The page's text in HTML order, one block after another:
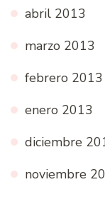
abril 2013
marzo 2013
febrero 2013
enero 2013
diciembre
noviembre